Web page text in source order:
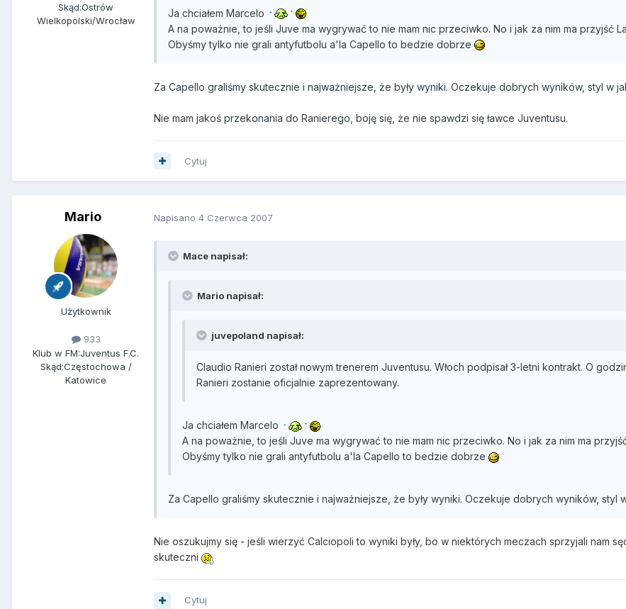
Skąd:Ostrów
Wielkopolski/Wrocław
Ja chciałem Marcelo
A na poważnie, to jeśli Juve ma wygrywać to nie mam nic przeciwko. No i jak za nim ma przyjść
Obyśmy tylko nie grali antyfutbolu a'la Capello to bedzie dobrze
Za Capello graliśmy skutecznie i najważniejsze, że były wyniki. Oczekuje dobrych wyników, styl w
Nie mam jakoś przekonania do Ranierego, boję się, że nie spawdzi się ławce Juventusu.
Cytuj
Mario
Użytkownik
933
Klub w FM:Juventus F.C.
Skąd:Częstochowa /
Katowice
Napisano 4 Czerwca 2007
Mace napisał:
Mario napisał:
juvepoland napisał:
Claudio Ranieri został nowym trenerem Juventusu. Włoch podpisał 3-letni kontrakt. O
Ranieri zostanie oficjalnie zaprezentowany.
Ja chciałem Marcelo
A na poważnie, to jeśli Juve ma wygrywać to nie mam nic przeciwko. No i jak za nim ma
Obyśmy tylko nie grali antyfutbolu a'la Capello to bedzie dobrze
Za Capello graliśmy skutecznie i najważniejsze, że były wyniki. Oczekuje dobrych wyników, styl
Nie oszukujmy się - jeśli wierzyć Calciopoli to wyniki były, bo w niektórych meczach sprzyjali nam
skuteczni
Cytuj